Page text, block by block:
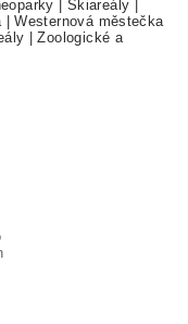
Skiareály
|Westernová městečka
|Zoologické a